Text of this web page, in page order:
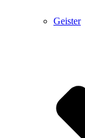
Geister